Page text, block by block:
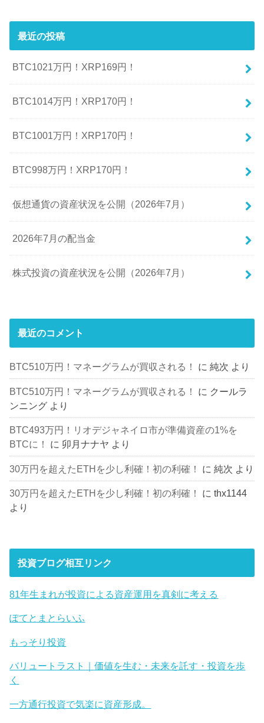
最近の投稿
BTC1021万円！XRP169円！
BTC1014万円！XRP170円！
BTC1001万円！XRP170円！
BTC998万円！XRP170円！
仮想通貨の資産状況を公開（2026年7月）
2026年7月の配当金
株式投資の資産状況を公開（2026年7月）
最近のコメント
BTC510万円！マネーグラムが買収される！ に純次 より
BTC510万円！マネーグラムが買収される！ に クールラ
ンニング より
BTC493万円！リオデジャネイロ市が準備資産の1%を
BTCに！
に 卯月ナナヤ より
30万円を超えたETHを少し利確！初の利確！ に純次 より
30万円を超えたETHを少し利確！初の利確！ にthx1144
より
投資ブログ相互リンク
81年生まれが投資による資産運用を真剣に考える
ぽてとまとらいふ
もっそり投資
バリュートラスト｜価値を生む・未来を託す・投資を歩
く
一方通行投資で気楽に資産形成。